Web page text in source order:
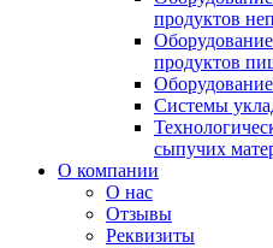
продуктов
продуктов
Системы
сыпучих
О компании
О нас
Отзывы
Реквизиты